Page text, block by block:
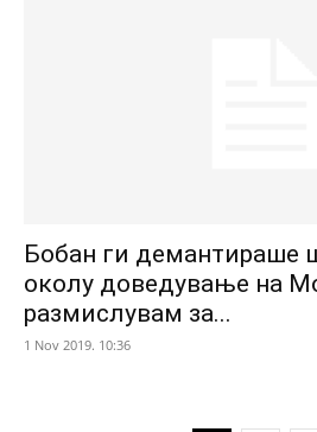
Бобан ги демантираше
околу доведување на
размислувам за...
1 Nov 2019. 10:36